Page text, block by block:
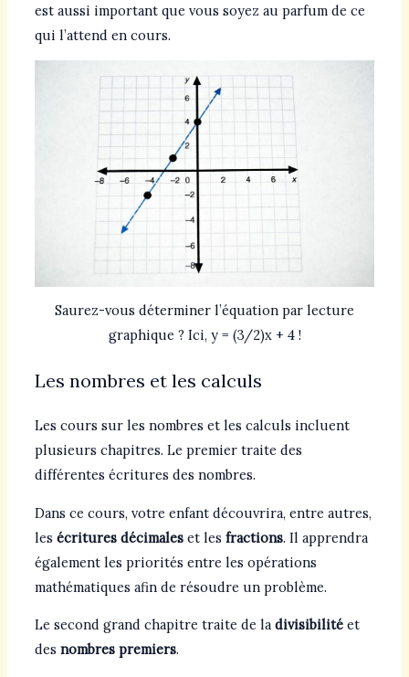
est aussi important que vous soyez au parfum de ce
qui l’attend en cours.
Saurez-vous déterminer l’équation par lecture
graphique ? Ici, y = (3/2)x + 4 !
Les nombres et les calculs
Les cours sur les nombres et les calculs incluent
plusieurs chapitres. Le premier traite des
différentes écritures des nombres.
Dans ce cours, votre enfant découvrira, entre autres,
les écritures décimaleset les fractions. Il apprendra
également les priorités entre les opérations
mathématiques afin de résoudre un problème.
Le second grand chapitre traite de la divisibilitéet
des nombres premiers.